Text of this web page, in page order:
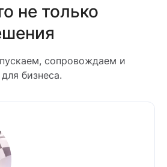
не только
сопровождаем и
бизнеса.